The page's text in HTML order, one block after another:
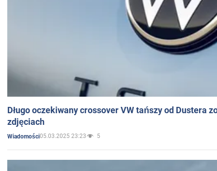
Długo oczekiwany crossover VW tańszy od Dustera
zdjęciach
Wiadomości05.03.2025 23:23 5